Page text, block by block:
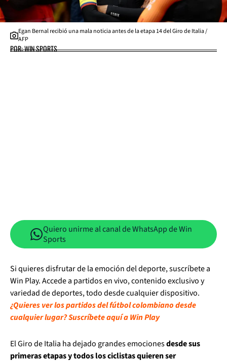
Egan Bernal recibió una mala noticia antes de la etapa 14 del Giro de Italia /
AFP
POR: WIN SPORTS
Quiero unirme al canal de WhatsApp de Win
Sports
Si quieres disfrutar de la emoción del deporte, suscríbete a
Win Play. Accede a partidos en vivo, contenido exclusivo y
variedad de deportes, todo desde cualquier dispositivo.
¿Quieres ver los partidos del fútbol colombiano desde
cualquier lugar? Suscríbete aquí a Win Play
El Giro de Italia ha dejado grandes emocionesdesde sus
primeras etapas y todos los ciclistas quieren ser